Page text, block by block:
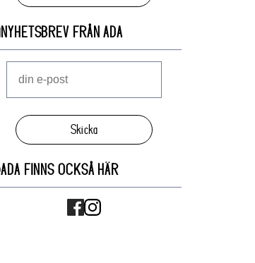
NYHETSBREV FRÅN ADA
Skicka
ADA FINNS OCKSÅ HÄR